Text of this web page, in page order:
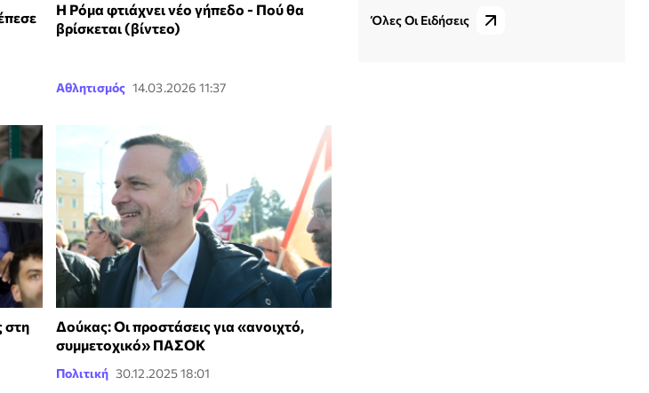
Η Ρόμα φτιάχνει νέο γήπεδο - Πού θα
βρίσκεται (βίντεο)
Αθλητισμός 14.03.2026 11:37
στη
Δούκας: Οι προστάσεις για «ανοιχτό,
συμμετοχικό» ΠΑΣΟΚ
Πολιτική 30.12.2025 18:01
Όλες Οι Ειδήσεις